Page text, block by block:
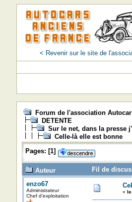
< Revenir sur le site de
Forum de l'association
DETENTE
Sur le net, dans la presse
Celle-là elle est bonne
Pages: [1]
Auteur
Fil de
enzo67
Administrateur
Chef d'exploitation
«